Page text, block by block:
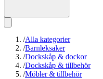
/Alla kategorier
/Barnleksaker
/Dockskåp & dockor
/Dockskåp & tillbehör
/Möbler & tillbehör